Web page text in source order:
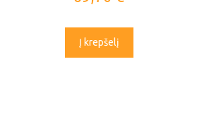
Į krepšelį